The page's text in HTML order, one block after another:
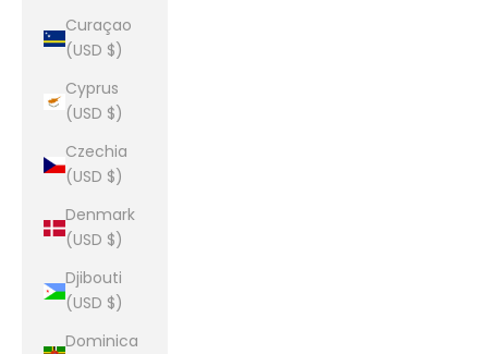
Curaçao
(USD $)
Cyprus
(USD $)
Czechia
(USD $)
Denmark
(USD $)
Djibouti
(USD $)
Dominica